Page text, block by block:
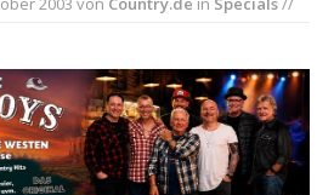
Anderson und Shaboozey im Fokus
neues Album mit „Better Days
Euer Vertrauen: Country.de erreicht
10.000 Leser